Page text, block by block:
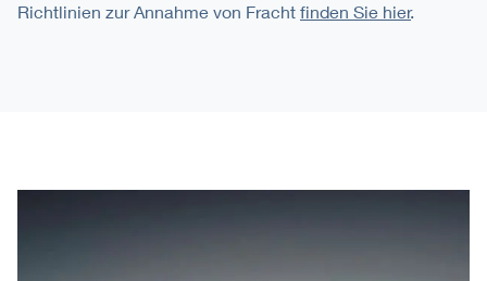
Richtlinien zur Annahme von Fracht finden Sie hier.